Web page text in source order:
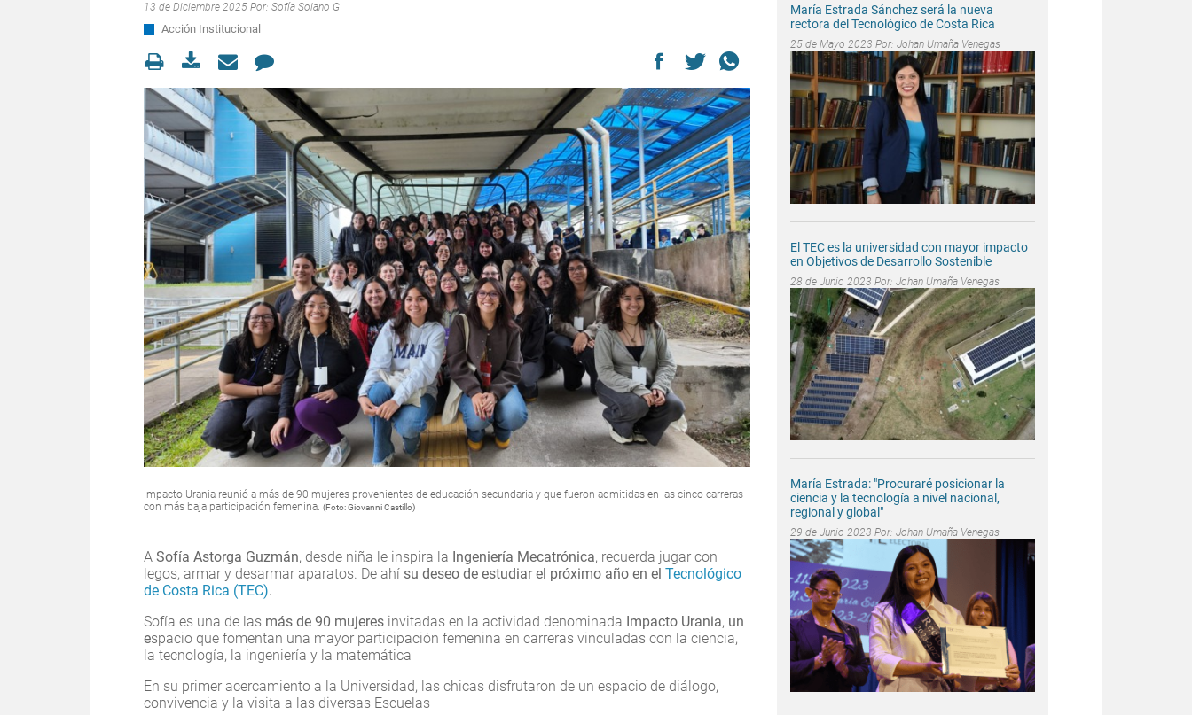
13 de Diciembre 2025 Por: Sofía Solano G
Acción Institucional
Impacto Urania reunió a más de 90 mujeres provenientes de educación secundaria y que fueron admitidas en las cinco carreras
con más baja participación femenina. (Foto: Giovanni Castillo)
A Sofía Astorga Guzmán, desde niña le inspira la Ingeniería Mecatrónica, recuerda jugar con
legos, armar y desarmar aparatos. De ahí su deseo de estudiar el próximo año en el Tecnológico
de Costa Rica (TEC).
Sofía es una de las más de 90 mujeres invitadas en la actividad denominada Impacto Urania, un
espacio que fomentan una mayor participación femenina en carreras vinculadas con la ciencia,
la tecnología, la ingeniería y la matemática
En su primer acercamiento a la Universidad, las chicas disfrutaron de un espacio de diálogo,
convivencia y la visita a las diversas Escuelas
María Estrada Sánchez será la nueva
rectora del Tecnológico de Costa Rica
25 de Mayo 2023 Por: Johan Umaña Venegas
El TEC es la universidad con mayor impacto
en Objetivos de Desarrollo Sostenible
28 de Junio 2023 Por: Johan Umaña Venegas
María Estrada: "Procuraré posicionar la
ciencia y la tecnología a nivel nacional,
regional y global"
29 de Junio 2023 Por: Johan Umaña Venegas